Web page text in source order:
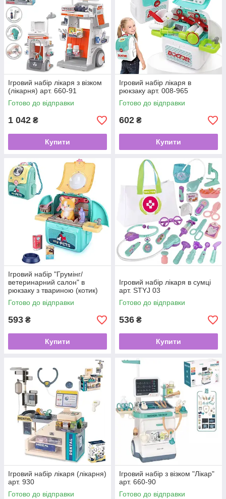
Ігровий набір лікаря з візком
(лікарня) арт. 660-91
Готово до відправки
1 042 ₴
Купити
Ігровий набір лікаря в
рюкзаку арт. 008-965
Готово до відправки
602 ₴
Купити
Ігровий набір "Грумінг/
ветеринарний салон" в
рюкзаку з твариною (котик)
арт. 008-967-2
Готово до відправки
593 ₴
Купити
Ігровий набір лікаря в сумці
арт. STYJ 03
Готово до відправки
536 ₴
Купити
Ігровий набір лікаря (лікарня)
арт. 930
Готово до відправки
Ігровий набір з візком "Лікар"
арт. 660-90
Готово до відправки